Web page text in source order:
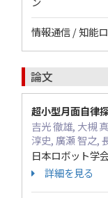
情報通信 / 知能
論文
超小型月面自律
吉光 徹雄, 大槻
淳史, 廣瀬 智之,
日本ロボット学
詳細を見る